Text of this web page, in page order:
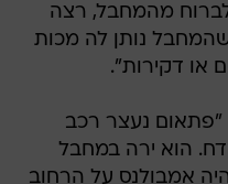
או דקירות".
נעצר רכב
אמבולנס על הרחוב